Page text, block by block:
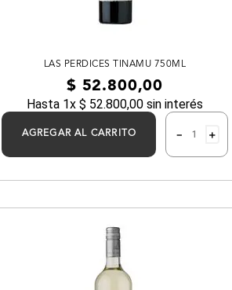
LAS PERDICES TINAMU 750ML
$ 52.800,00
Hasta 1x $ 52.800,00sin interés
AGREGAR AL CARRITO ＋
－